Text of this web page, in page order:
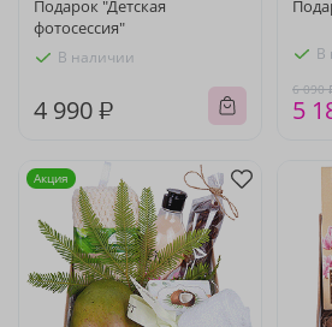
Подарок "Детская
фотосессия"
В наличии
4 990 ₽
В
6 090
5
Акция